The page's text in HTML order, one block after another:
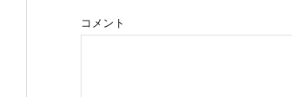
コメント